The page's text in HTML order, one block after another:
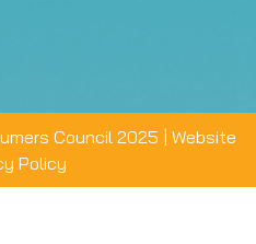
Council 2025 | Website
Policy